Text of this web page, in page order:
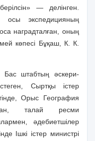
— делінген.
экспедицияның
наградталған, оның
көпесі Бұқаш, К. К.
штабтың әскери-
Сыртқы істер
Орыс География
талай ресми
әдебиетшілер
Ішкі істер министрі